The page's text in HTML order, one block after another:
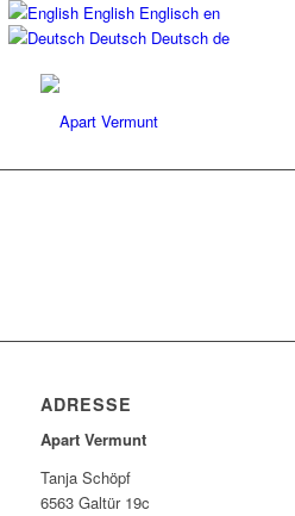
English Englisch en
Deutsch Deutsch de
ADRESSE
Apart Vermunt
Tanja Schöpf
6563 Galtür 19c